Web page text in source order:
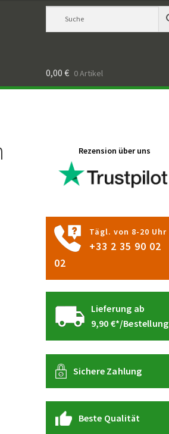
0,00 € 0 Artikel
Rezension über uns
Tägl. von 8-20 Uhr
+33 2 35 90 02
02
Lieferung ab
9,90 €*/Bestellung
Sichere Zahlung
Beste Qualität